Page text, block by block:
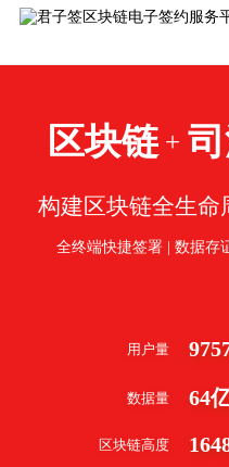
区块链 +
构建区块链全生命
全终端快捷签署 | 数据存
用户量
数据量 64
区块链高度